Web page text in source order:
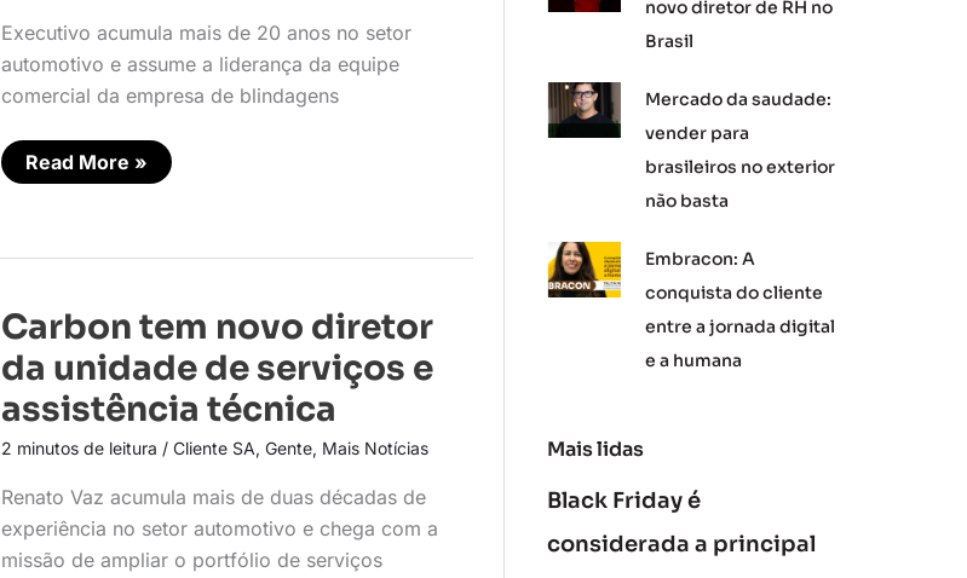
Executivo acumula mais de 20 anos no setor
automotivo e assume a liderança da equipe
comercial da empresa de blindagens
Read More »
Carbon tem novo diretor
da unidade de serviços e
assistência técnica
2 minutos de leitura / Cliente SA, Gente, Mais Notícias
Renato Vaz acumula mais de duas décadas de
experiência no setor automotivo e chega com a
missão de ampliar o portfólio de serviços
Carbon
tem
diretor
unidade
serviços
assistência
técnica
novo diretor de RH no
Brasil
Mercado da saudade:
vender para
brasileiros no exterior
não basta
Embracon: A
conquista do cliente
entre a jornada digital
e a humana
Mais lidas
Black Friday é
considerada a principal